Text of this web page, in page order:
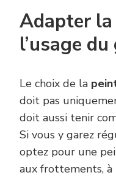
Adapter
l’usage
Le choix de la
doit pas
doit aussi tenir
Si vous y garez
optez pour une
aux frottements, à